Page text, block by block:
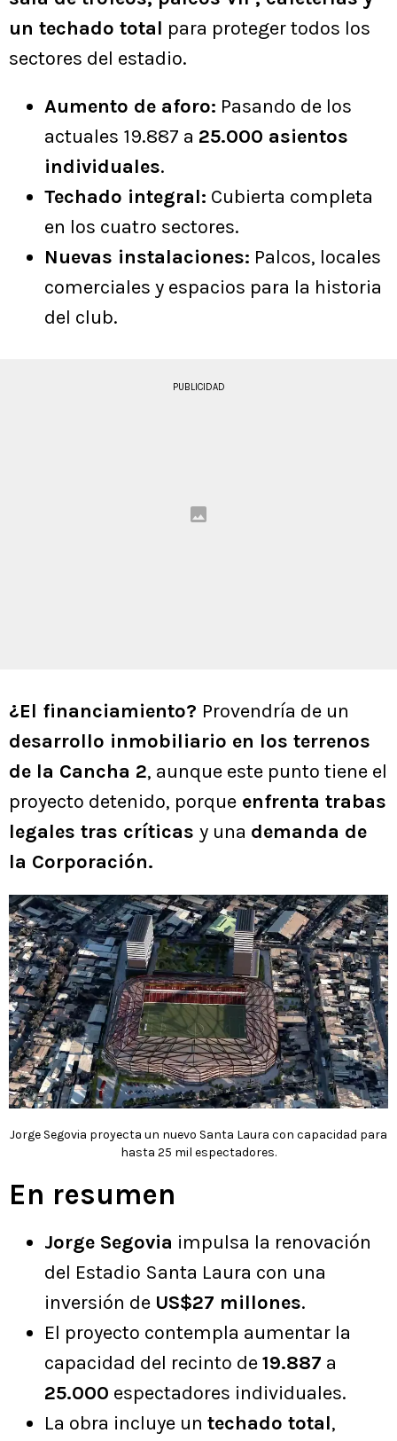
un techado total para proteger todos los
sectores del estadio.
Aumento de aforo: Pasando de los
actuales 19.887 a 25.000 asientos
individuales.
Techado integral: Cubierta completa
en los cuatro sectores.
Nuevas instalaciones: Palcos, locales
comerciales y espacios para la historia
del club.
PUBLICIDAD
¿El financiamiento? Provendría de un
desarrollo inmobiliario en los terrenos
de la Cancha 2, aunque este punto tiene el
proyecto detenido, porque enfrenta trabas
legales tras críticas y una demanda de
la Corporación.
Jorge Segovia proyecta un nuevo Santa Laura con capacidad para
hasta 25 mil espectadores.
En resumen
Jorge Segovia impulsa la renovación
del Estadio Santa Laura con una
inversión de US$27 millones.
El proyecto contempla aumentar la
capacidad del recinto de19.887 a
25.000 espectadores individuales.
La obra incluye un techado total,